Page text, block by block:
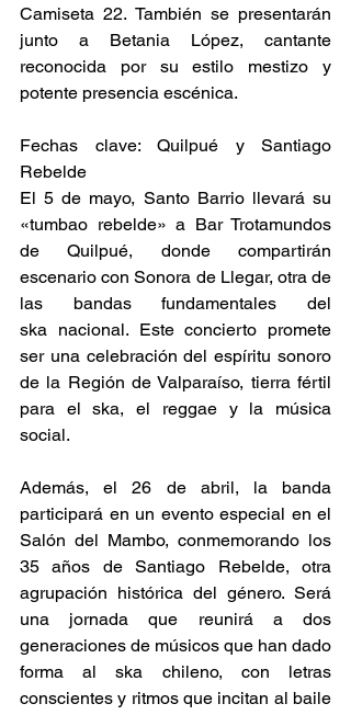
Camiseta 22. También se presentarán
junto a Betania López, cantante
reconocida por su estilo mestizo y
potente presencia escénica.
Fechas clave: Quilpué y Santiago
Rebelde
El 5 de mayo, Santo Barrio llevará su
«tumbao rebelde» a Bar Trotamundos
de Quilpué, donde compartirán
escenario con Sonora de Llegar, otra de
las bandas fundamentales del
ska nacional. Este concierto promete
ser una celebración del espíritu sonoro
de la Región de Valparaíso, tierra fértil
para el ska, el reggae y la música
social.
Además, el 26 de abril, la banda
participará en un evento especial en el
Salón del Mambo, conmemorando los
35 años de Santiago Rebelde, otra
agrupación histórica del género. Será
una jornada que reunirá a dos
generaciones de músicos que han dado
forma al ska chileno, con letras
conscientes y ritmos que incitan al baile